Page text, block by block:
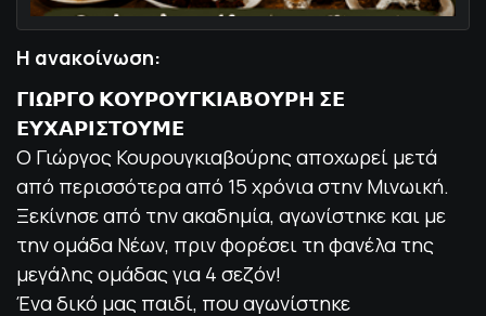
Η ανακοίνωση:
𝝘𝝞𝝮𝝦𝝘𝝤 𝝟𝝤𝝪𝝦𝝤𝝪𝝘𝝟𝝞𝝖𝝗𝝤𝝪𝝦𝝜 𝝨𝝚
𝝚𝝪𝝬𝝖𝝦𝝞𝝨𝝩𝝤𝝪𝝡𝝚
Ο Γιώργος Κουρουγκιαβούρης αποχωρεί μετά
από περισσότερα από 15 χρόνια στην Μινωική.
Ξεκίνησε από την ακαδημία, αγωνίστηκε και με
την ομάδα Νέων, πριν φορέσει τη φανέλα της
μεγάλης ομάδας για 4 σεζόν!
Ένα δικό μας παιδί, που αγωνίστηκε